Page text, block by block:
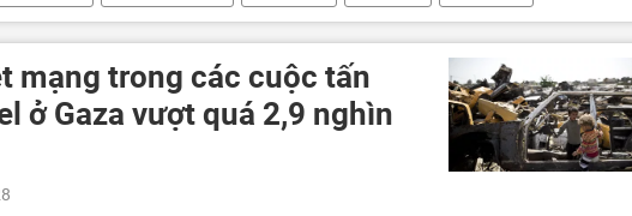
Anh Thổ Nhĩ Kỳ Sevastopol
mạng trong các cuộc tấn
ở Gaza vượt quá 2,9 nghìn